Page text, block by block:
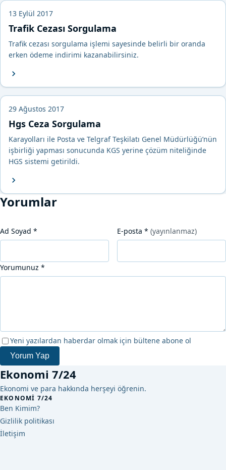
13 Eylül 2017
Trafik Cezası Sorgulama
Trafik cezası sorgulama işlemi sayesinde belirli bir oranda
erken ödeme indirimi kazanabilirsiniz.
29 Ağustos 2017
Hgs Ceza Sorgulama
Karayolları ile Posta ve Telgraf Teşkilatı Genel Müdürlüğü’nün
işbirliği yapması sonucunda KGS yerine çözüm niteliğinde
HGS sistemi getirildi.
Yorumlar
Ad Soyad * E-posta * (yayınlanmaz)
Yorumunuz *
Yeni yazılardan haberdar olmak için bültene abone ol
Yorum Yap
Ekonomi 7/24
Ekonomi ve para hakkında herşeyi öğrenin.
EKONOMI 7/24
Ben Kimim?
Gizlilik politikası
İletişim